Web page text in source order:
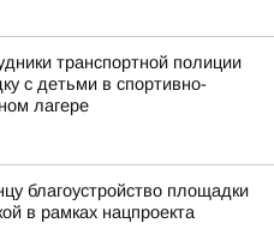
транспортной полиции
с детьми в спортивно-
лагере
благоустройство площадки
в рамках нацпроекта